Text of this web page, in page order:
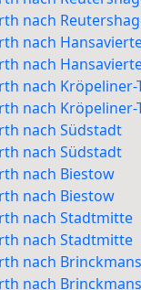
nach
nach
nach
nach Kröpeliner-
nach Kröpeliner-
nach Südstadt
nach Südstadt
nach Biestow
nach Biestow
nach Stadtmitte
nach Stadtmitte
nach
nach